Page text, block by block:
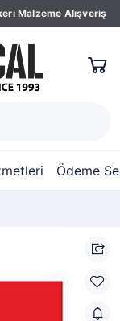
Malzeme Alışveriş
Ödeme